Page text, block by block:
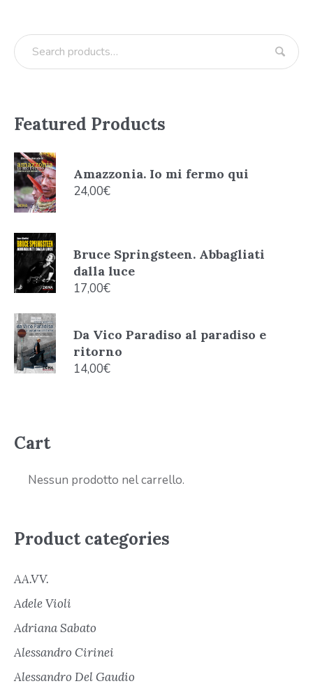
Featured Products
Amazzonia. Io mi fermo qui
24,00€
Bruce Springsteen. Abbagliati
dalla luce
17,00€
Da Vico Paradiso al paradiso e
ritorno
14,00€
Cart
Nessun prodotto nel carrello.
Product categories
AA.VV.
Adele Violi
Adriana Sabato
Alessandro Cirinei
Alessandro Del Gaudio